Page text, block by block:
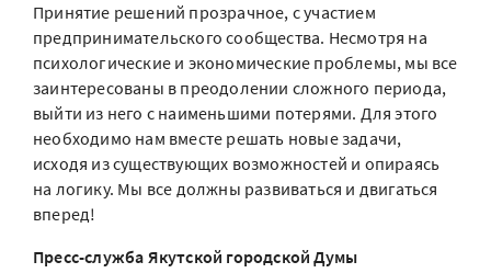
Принятие решений прозрачное, с участием
предпринимательского сообщества. Несмотря на
психологические и экономические проблемы, мы все
заинтересованы в преодолении сложного периода,
выйти из него с наименьшими потерями. Для этого
необходимо нам вместе решать новые задачи,
исходя из существующих возможностей и опираясь
на логику. Мы все должны развиваться и двигаться
вперед!
Пресс-служба Якутской городской Думы